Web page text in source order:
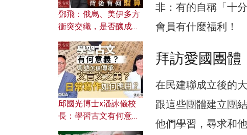
非：有的自稱「十
會員有什麼福利！
拜訪愛國團
在民建聯成立後的
跟這些團體建立團
他們學習，尋求和
鄧飛：俄烏、美伊多方
衝突交織，是否釀成世
風險攻擊美軍，背後有
何盤算？
邱國光博士x潘詠儀校
長：學習古文有何意